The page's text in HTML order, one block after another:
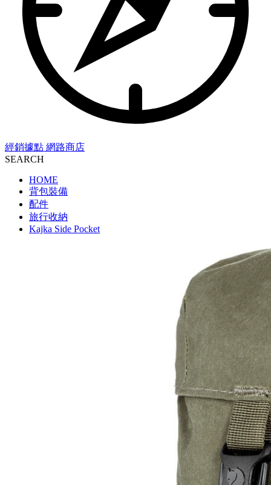
經銷據點 網路商店
SEARCH
HOME
背包裝備
配件
旅行收納
Kajka Side Pocket